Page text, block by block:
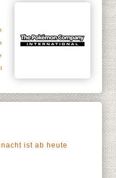
ist ab heute